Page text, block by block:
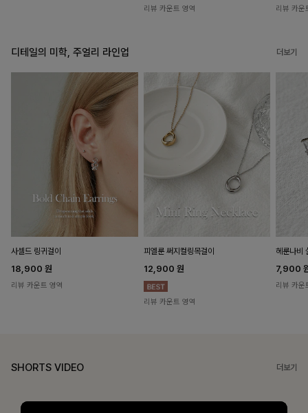
리뷰 카운트 영역 리뷰 카운
디테일의 미학, 주얼리 라인업 더보기
사셀드 링귀걸이
18,900 원
리뷰 카운트 영역
피엘룬 써지컬링목걸이
12,900 원
리뷰 카운트 영역
헤룬나비
7,900
리뷰 카운
SHORTS VIDEO 더보기